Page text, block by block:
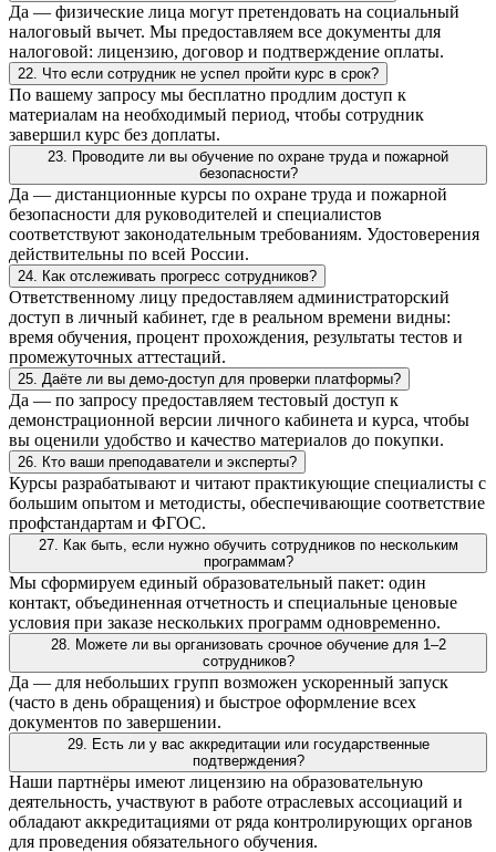
Да — физические лица могут претендовать на социальный
налоговый вычет. Мы предоставляем все документы для
налоговой: лицензию, договор и подтверждение оплаты.
22. Что если сотрудник не успел пройти курс в срок?
По вашему запросу мы бесплатно продлим доступ к
материалам на необходимый период, чтобы сотрудник
завершил курс без доплаты.
23. Проводите ли вы обучение по охране труда и пожарной
безопасности?
Да — дистанционные курсы по охране труда и пожарной
безопасности для руководителей и специалистов
соответствуют законодательным требованиям. Удостоверения
действительны по всей России.
24. Как отслеживать прогресс сотрудников?
Ответственному лицу предоставляем администраторский
доступ в личный кабинет, где в реальном времени видны:
время обучения, процент прохождения, результаты тестов и
промежуточных аттестаций.
25. Даёте ли вы демо-доступ для проверки платформы?
Да — по запросу предоставляем тестовый доступ к
демонстрационной версии личного кабинета и курса, чтобы
вы оценили удобство и качество материалов до покупки.
26. Кто ваши преподаватели и эксперты?
Курсы разрабатывают и читают практикующие специалисты с
большим опытом и методисты, обеспечивающие соответствие
профстандартам и ФГОС.
27. Как быть, если нужно обучить сотрудников по нескольким
программам?
Мы сформируем единый образовательный пакет: один
контакт, объединенная отчетность и специальные ценовые
условия при заказе нескольких программ одновременно.
28. Можете ли вы организовать срочное обучение для 1–2
сотрудников?
Да — для небольших групп возможен ускоренный запуск
(часто в день обращения) и быстрое оформление всех
документов по завершении.
29. Есть ли у вас аккредитации или государственные
подтверждения?
Наши партнёры имеют лицензию на образовательную
деятельность, участвуют в работе отраслевых ассоциаций и
обладают аккредитациями от ряда контролирующих органов
для проведения обязательного обучения.